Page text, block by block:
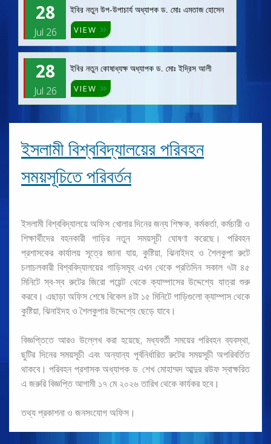
28
Jul 26
ইবির নতুন উপ-উপাচার্য অধ্যাপক ড. মোঃ এমতাজ হোসেন
VIEW
28
Jul 26
ইবির নতুন কোষাধ্যক্ষ অধ্যাপক ড. মোঃ ইদ্রিস আলী
VIEW
ইসলামী বিশ্ববিদ্যালয়ের পরিবহন
সময়সূচিতে পরিবর্তন
ইসলামী বিশ্ববিদ্যালয়ে অফিস খোলার দিনের জন্য শিক্ষক, কর্মকর্তা, কর্মচারী ও
শিক্ষার্থীদের বহনকারী গাড়ির নতুন সময়সূচী ঘোষণা করেছে। পরিবহন
প্রশাসকের কার্যালয় সূত্রে জানা যায়, কুষ্টিয়া, ঝিনাইদহ ও শৈলকুপা রুটে
চলাচলকারী বিশ্ববিদ্যালয়ের গাড়িসমূহ এখন থেকে প্রতিদিন সকাল ৭টা ৪৫
মিনিটে স্ব-স্ব রুটের জিরো পয়েন্ট থেকে ক্যাম্পাসের উদ্দেশ্যে যাত্রা শুরু
করবে। এছাড়া অফিস শেষে বিকেল ৪টা ১৫ মিনিটে গাড়িগুলো ক্যাম্পাস থেকে
কুষ্টিয়া, ঝিনাইদহ ও শৈলকুপার উদ্দেশ্যে ছেড়ে যাবে।
বিজ্ঞপ্তিতে আরও উল্লেখ করা হয়েছে, মধ্যবর্তী সময়ের পরিবহন ব্যবস্থা,
ছুটির দিনের সময়সূচী এবং অন্যান্য পূর্বনির্ধারিত রুটের সময়সূচী অপরিবর্তিত
থাকবে। পরিবহন প্রশাসক অধ্যাপক ড. শেখ মোহাম্মদ আব্দুর রউফ স্বাক্ষরিত
এ জরুরি বিজ্ঞপ্তি আগামী ১৭ মে ২০২৬ তারিখ থেকে কার্যকর হবে।
তথ্য প্রকাশনা ও জনসংযোগ অফিস।